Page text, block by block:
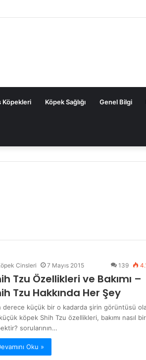
Sık Sorulan Sorular ve Cevaplar
Köpekleri Köpek Sağlığı Genel Bilgi
Cinsleri 7 Mayıs 2015 139
Tzu Özellikleri ve Bakımı –
Tzu Hakkında Her Şey
derece küçük bir o kadarda şirin görüntüsü
köpek Shih Tzu özellikleri, bakımı nasıl bir
sorularının…
Oku »